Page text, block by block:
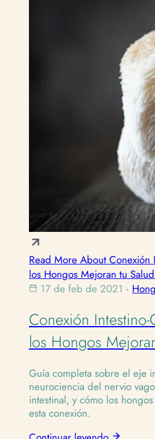
Read More About
los Hongos Mejoran tu
17 de feb de 2021 ·
Conexión
los Hongos
Guía completa sobre el eje
neurociencia del nervio
intestinal, y cómo los
esta conexión.